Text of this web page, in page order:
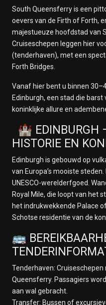
South Queensferry is een
oevers van de Firth of Forth,
majestueuze hoofdstad van
Cruiseschepen leggen hier
(tenderhaven), met een
Forth Bridges.
Vanaf hier bent u binnen
Edinburgh, een stad die barst
koninklijke allure en
🏰 EDINBURGH
HISTORIE EN
Edinburgh is gebouwd op
van Europa’s mooiste
UNESCO-werelderfgoed.
Royal Mile, die loopt van het
het indrukwekkende Palace
Schotse residentie van de
🚌
Tenderhaven:
Queensferry. Passagiers
aan wal gebracht.
Transfer: Bussen of